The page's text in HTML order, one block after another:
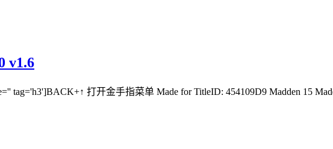
v1.6
tag='h3']BACK+↑ 打开金手指菜单 Made for TitleID: 454109D9 Madden 15